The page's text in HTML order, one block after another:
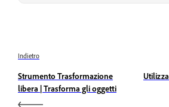
Indietro
Strumento Trasformazione
libera | Trasforma gli oggetti